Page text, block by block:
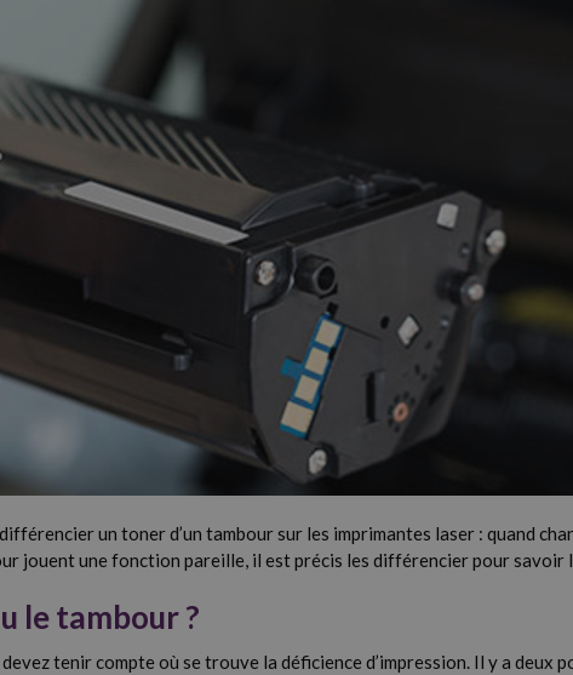
un toner d’un tambour sur les imprimantes laser : quand
jouent une fonction pareille, il est précis les différencier pour savoir
le tambour ?
tenir compte où se trouve la déficience d’impression. Il y a deux